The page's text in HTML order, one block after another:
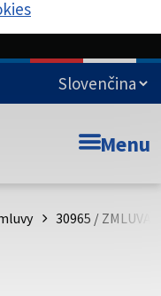
informácie iba
Menu
30965 /